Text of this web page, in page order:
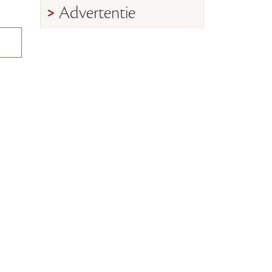
Advertentie